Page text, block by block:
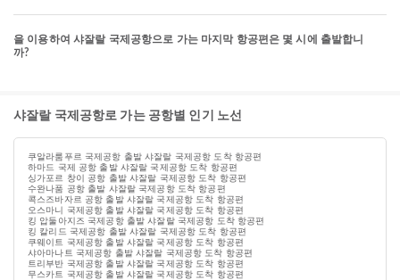
을 이용하여 샤잘랄 국제공항으로 가는 마지막 항공편은 몇 시에 출발합니
까?
샤잘랄 국제공항로 가는 공항별 인기 노선
쿠알라룸푸르 국제공항 출발 샤잘랄 국제공항 도착 항공편
하마드 국제 공항 출발 샤잘랄 국제공항 도착 항공편
싱가포르 창이 공항 출발 샤잘랄 국제공항 도착 항공편
수완나품 공항 출발 샤잘랄 국제공항 도착 항공편
콕스즈바자르 공항 출발 샤잘랄 국제공항 도착 항공편
오스마니 국제공항 출발 샤잘랄 국제공항 도착 항공편
킹 압둘아지즈 국제공항 출발 샤잘랄 국제공항 도착 항공편
킹 칼리드 국제공항 출발 샤잘랄 국제공항 도착 항공편
쿠웨이트 국제공항 출발 샤잘랄 국제공항 도착 항공편
샤아마나트 국제공항 출발 샤잘랄 국제공항 도착 항공편
트리부반 국제공항 출발 샤잘랄 국제공항 도착 항공편
무스카트 국제공항 출발 샤잘랄 국제공항 도착 항공편